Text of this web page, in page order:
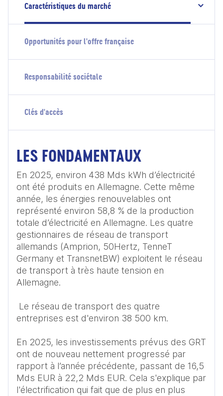
Caractéristiques du marché
Opportunités pour l'offre française
Responsabilité sociétale
Clés d'accès
LES FONDAMENTAUX
En 2025, environ 438 Mds kWh d’électricité
ont été produits en Allemagne. Cette même
année, les énergies renouvelables ont
représenté environ 58,8 % de la production
totale d’électricité en Allemagne. Les quatre
gestionnaires de réseau de transport
allemands (Amprion, 50Hertz, TenneT
Germany et TransnetBW) exploitent le réseau
de transport à très haute tension en
Allemagne.
entreprises est d'environ 38 500 km.
En 2025, les investissements prévus des GRT
ont de nouveau nettement progressé par
rapport à l’année précédente, passant de 16,5
Mds EUR à 22,2 Mds EUR. Cela s'explique par
l'électrification qui fait que de plus en plus